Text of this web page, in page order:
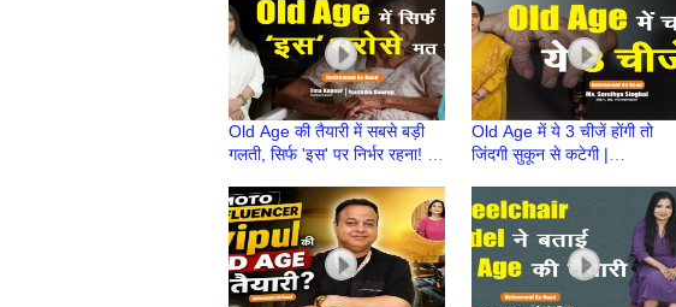
Old Age की तैयारी में सबसे बड़ी
गलती, सिर्फ 'इस' पर निर्भर रहना! |
Old Age में ये 3 चीजें होंगी तो
जिंदगी सुकून से कटेगी |
Retirement Ke Baad